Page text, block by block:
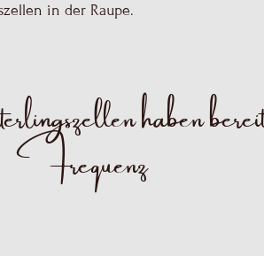
in der Raupe.
haben
Frequenz